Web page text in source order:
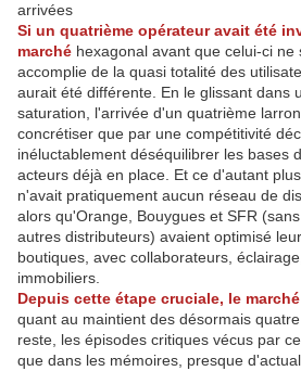
arrivées
Si un quatrième opérateur avait été
marché hexagonal avant que celui-ci
accomplie de la quasi totalité des
aurait été différente. En le glissant dans
saturation, l'arrivée d'un quatrième
concrétiser que par une compétitivité
inéluctablement déséquilibrer les bases
acteurs déjà en place. Et ce d'autant
n'avait pratiquement aucun réseau de
alors qu'Orange, Bouygues et SFR
autres distributeurs) avaient optimisé
boutiques, avec collaborateurs,
immobiliers.
Depuis cette étape cruciale, le
quant au maintient des désormais
reste, les épisodes critiques vécus par
que dans les mémoires, presque